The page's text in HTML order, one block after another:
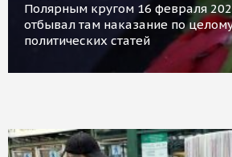
Полярным кругом 16 февраля
отбывал там наказание по
политических статей